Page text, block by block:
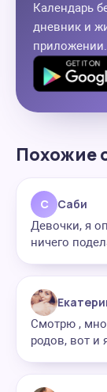
Календарь
дневник и
приложении.
Похожие
С Саби
Девочки, я
ничего
Смотрю ,
родов, вот и